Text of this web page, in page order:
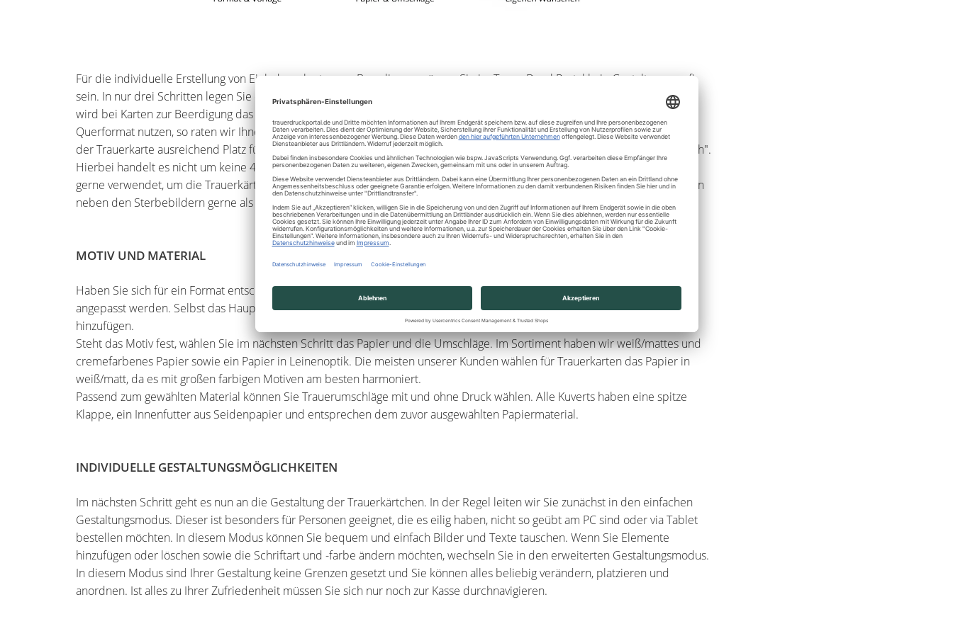
Für die individuelle Erstellung von Einladungskarten zur Beerdigung müssen Sie im TrauerDruckPortal kein Gestaltungsprofi
sein. In nur drei Schritten legen Sie das Design der Trauerkarten fest. Wählen Sie zunächst ein Kartenformat. Üblicherweise
wird bei Karten zur Beerdigung das Format "Hoch Klapp" gewählt. Möchten Sie allerdings ein Foto des Verstorbenen im
Querformat nutzen, so raten wir Ihnen zum Kartenformat "Oben Klapp" oder "Quer Klapp". Beide Varianten bieten Ihnen auf
der Trauerkarte ausreichend Platz für ein querformatiges Bild. Eine der modernen Varianten ist das Kartenformat "Quer Flach".
Hierbei handelt es nicht um keine 4-Seiten Trauerklappkarte, sondern um eine einfache 2-seitige Karte. Diese Variante wird
gerne verwendet, um die Trauerkärtchen schlicht und einfach zu halten. Zudem werden diese sogenannten Trauerpostkarten
neben den Sterbebildern gerne als Erinnerung aufbewahrt.
MOTIV UND MATERIAL
Haben Sie sich für ein Format entschieden, gilt es nun eine passende Designvorlage auszuwählen. Jedes Motiv kann beliebig
angepasst werden. Selbst das Hauptmotiv können Sie durch ein eigenes Bild ersetzen sowie Elemente löschen und
hinzufügen.
Steht das Motiv fest, wählen Sie im nächsten Schritt das Papier und die Umschläge. Im Sortiment haben wir weiß/mattes und
cremefarbenes Papier sowie ein Papier in Leinenoptik. Die meisten unserer Kunden wählen für Trauerkarten das Papier in
weiß/matt, da es mit großen farbigen Motiven am besten harmoniert.
Passend zum gewählten Material können Sie Trauerumschläge mit und ohne Druck wählen. Alle Kuverts haben eine spitze
Klappe, ein Innenfutter aus Seidenpapier und entsprechen dem zuvor ausgewählten Papiermaterial.
INDIVIDUELLE GESTALTUNGSMÖGLICHKEITEN
Im nächsten Schritt geht es nun an die Gestaltung der Trauerkärtchen. In der Regel leiten wir Sie zunächst in den einfachen
Gestaltungsmodus. Dieser ist besonders für Personen geeignet, die es eilig haben, nicht so geübt am PC sind oder via Tablet
bestellen möchten. In diesem Modus können Sie bequem und einfach Bilder und Texte tauschen. Wenn Sie Elemente
hinzufügen oder löschen sowie die Schriftart und -farbe ändern möchten, wechseln Sie in den erweiterten Gestaltungsmodus.
In diesem Modus sind Ihrer Gestaltung keine Grenzen gesetzt und Sie können alles beliebig verändern, platzieren und
anordnen. Ist alles zu Ihrer Zufriedenheit müssen Sie sich nur noch zur Kasse durchnavigieren.